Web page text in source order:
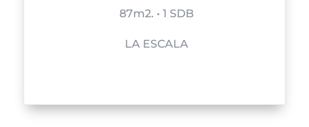
87m2. • 1 SDB
LA ESCALA